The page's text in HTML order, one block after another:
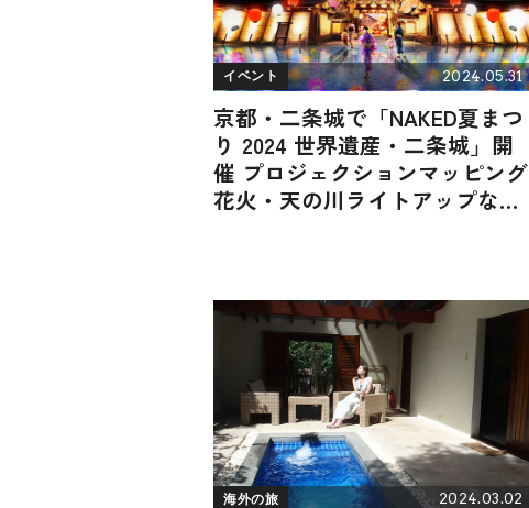
イベント 2024.05.31
京都・二条城で「NAKED夏まつ
り 2024 世界遺産・二条城」開
催 プロジェクションマッピング
花火・天の川ライトアップなど
海外の旅 2024.03.02